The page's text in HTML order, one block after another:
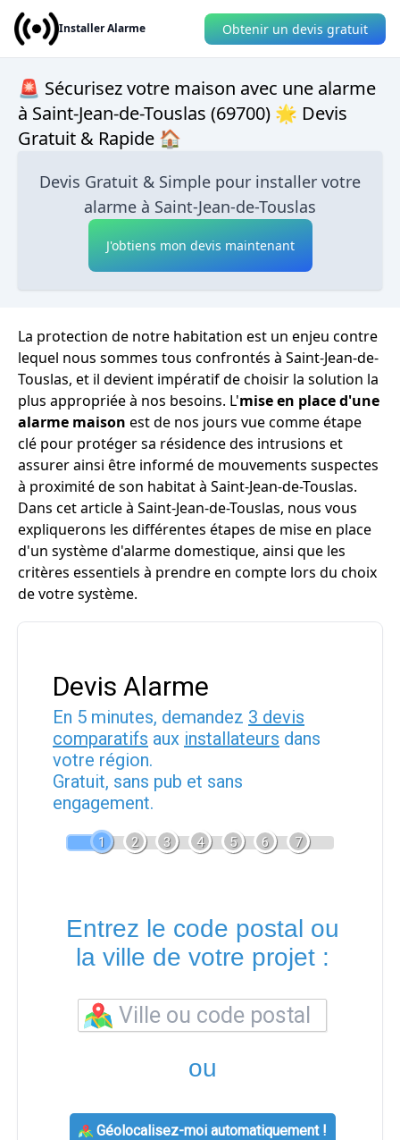
Installer Alarme Obtenir un devis gratuit
🚨 Sécurisez votre maison avec une alarme
à Saint-Jean-de-Touslas (69700) 🌟 Devis
Gratuit & Rapide 🏠
Devis Gratuit & Simple pour installer votre
alarme à Saint-Jean-de-Touslas
J'obtiens mon devis maintenant
La protection de notre habitation est un enjeu contre
lequel nous sommes tous confrontés à Saint-Jean-de-
Touslas, et il devient impératif de choisir la solution la
plus appropriée à nos besoins. L'mise en place d'une
alarme maison est de nos jours vue comme étape
clé pour protéger sa résidence des intrusions et
assurer ainsi être informé de mouvements suspectes
à proximité de son habitat à Saint-Jean-de-Touslas.
Dans cet article à Saint-Jean-de-Touslas, nous vous
expliquerons les différentes étapes de mise en place
d'un système d'alarme domestique, ainsi que les
critères essentiels à prendre en compte lors du choix
de votre système.
Devis Alarme
En 5 minutes, demandez 3 devis
comparatifs aux installateurs dans
votre région.
Gratuit, sans pub et sans
engagement.
1 2 3 4 5 6 7
Entrez le code postal ou
la ville de votre projet :
ou
Géolocalisez-moi automatiquement !